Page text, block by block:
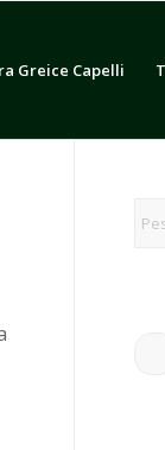
Greice Capelli